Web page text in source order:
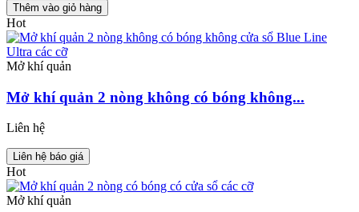
Thêm vào giỏ hàng
Hot
Mở khí quản
Mở khí quản 2 nòng không có bóng không...
Liên hệ
Liên hệ báo giá
Hot
Mở khí quản